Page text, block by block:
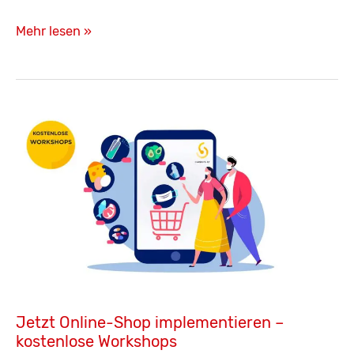
Österreicher
ihr
gerne
zu
Hause
Mehr lesen »
Jetzt Online-Shop implementieren –
kostenlose Workshops